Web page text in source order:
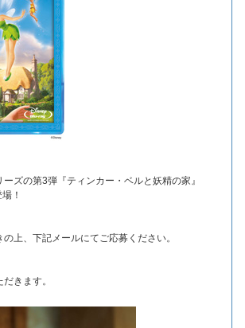
ズの第3弾『ティンカー・ベルと妖精の家』
！
の上、下記メールにてご応募ください。
きます。